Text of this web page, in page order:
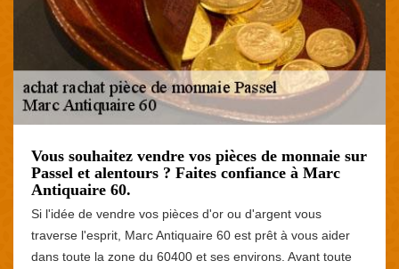
Vous souhaitez vendre vos pièces de monnaie sur
Passel et alentours ? Faites confiance à Marc
Antiquaire 60.
Si l'idée de vendre vos pièces d'or ou d'argent vous
traverse l'esprit, Marc Antiquaire 60 est prêt à vous aider
dans toute la zone du 60400 et ses environs. Avant toute